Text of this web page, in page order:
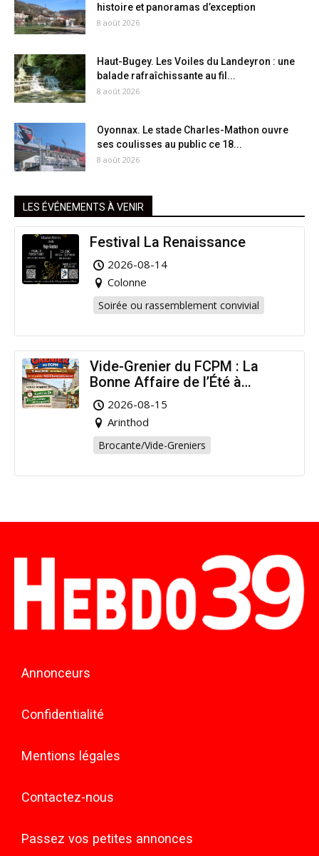
histoire et panoramas d’exception
8 août 2026
Haut-Bugey. Les Voiles du Landeyron : une
balade rafraîchissante au fil...
8 août 2026
Oyonnax. Le stade Charles-Mathon ouvre
ses coulisses au public ce 18...
8 août 2026
LES ÉVÉNEMENTS À VENIR
Festival La Renaissance
2026-08-14
Colonne
Soirée ou rassemblement convivial
Vide-Grenier du FCPM : La
Bonne Affaire de l’Été à
Arinthod !
2026-08-15
Arinthod
Brocante/Vide-Greniers